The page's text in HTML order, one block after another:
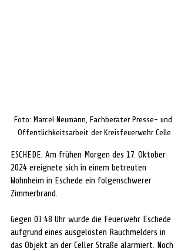
Foto: Marcel Neumann, Fachberater Presse- und
Öffentlichkeitsarbeit der Kreisfeuerwehr Celle
ESCHEDE. Am frühen Morgen des 17. Oktober
2024 ereignete sich in einem betreuten
Wohnheim in Eschede ein folgenschwerer
Zimmerbrand.
Gegen 03:48 Uhr wurde die Feuerwehr Eschede
aufgrund eines ausgelösten Rauchmelders in
das Objekt an der Celler Straße alarmiert. Noch